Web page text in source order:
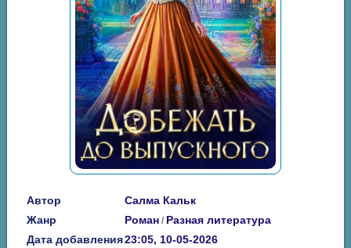
Автор
Салма Кальк
Жанр
Роман / Разная литература
Дата добавления23:05, 10-05-2026